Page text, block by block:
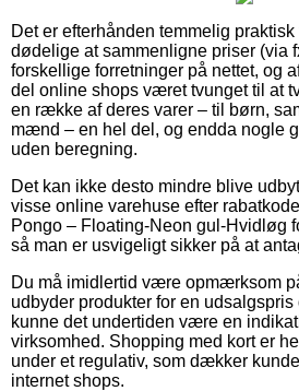
Det er efterhånden temmelig
dødelige at sammenligne priser (via
forskellige forretninger på nettet, og
del online shops været tvunget til at
en række af deres varer – til børn,
mænd – en hel del, og endda nogle
uden beregning.
Det kan ikke desto mindre blive
visse online varehuse efter
Pongo – Floating-Neon gul-Hvidløg
så man er usvigeligt sikker på at
Du må imidlertid være opmærksom
udbyder produkter for en
kunne det undertiden være en
virksomhed. Shopping med kort er
under et regulativ, som dækker
internet shops.